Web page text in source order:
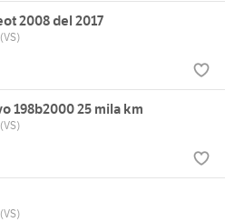
2008 del 2017
198b2000 25 mila km